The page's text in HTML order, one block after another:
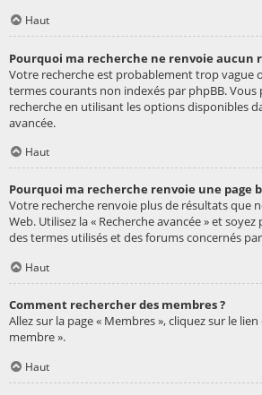
Haut
Pourquoi ma recherche ne renvoie aucun
Votre recherche est probablement trop vague
termes courants non indexés par phpBB.
recherche en utilisant les options disponibles
avancée.
Haut
Pourquoi ma recherche renvoie une page
Votre recherche renvoie plus de résultats que
Web. Utilisez la « Recherche avancée » et
des termes utilisés et des forums concernés
Haut
Comment rechercher des membres ?
Allez sur la page « Membres », cliquez sur le
membre ».
Haut